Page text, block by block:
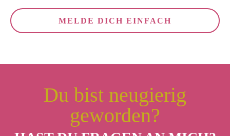
MELDE DICH EINFACH
Du bist neugierig
geworden?